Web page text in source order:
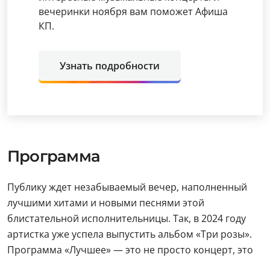
вечеринки ноября вам поможет Афиша
КП.
Узнать подробности
Программа
Публику ждет незабываемый вечер, наполненный
лучшими хитами и новыми песнями этой
блистательной исполнительницы. Так, в 2024 году
артистка уже успела выпустить альбом «Три розы».
Программа «Лучшее» — это не просто концерт, это